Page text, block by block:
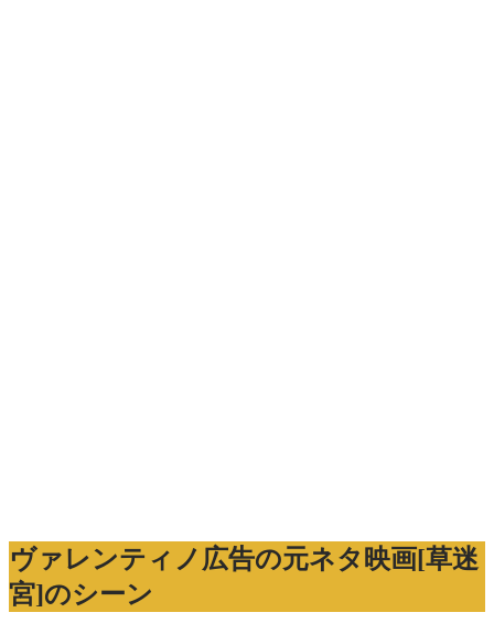
ヴァレンティノ広告の元ネタ映画[草迷
宮]のシーン